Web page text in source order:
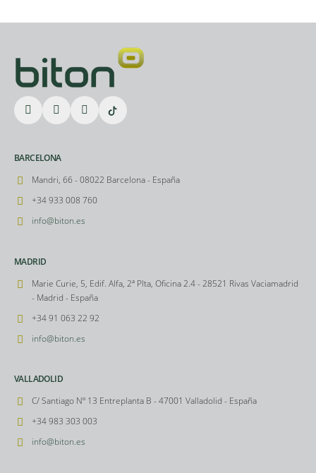
BARCELONA
Mandri, 66 - 08022 Barcelona - España
+34 933 008 760
info@biton.es
MADRID
Marie Curie, 5, Edif. Alfa, 2ª Plta, Oficina 2.4 - 28521 Rivas Vaciamadrid
- Madrid - España
+34 91 063 22 92
info@biton.es
VALLADOLID
C/ Santiago Nº 13 Entreplanta B - 47001 Valladolid - España
+34 983 303 003
info@biton.es